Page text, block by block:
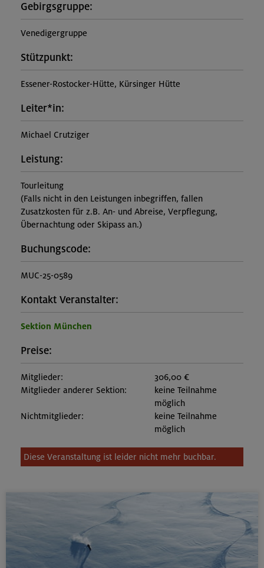
Gebirgsgruppe:
Venedigergruppe
Stützpunkt:
Essener-Rostocker-Hütte, Kürsinger Hütte
Leiter*in:
Michael Crutziger
Leistung:
Tourleitung
(Falls nicht in den Leistungen inbegriffen, fallen
Zusatzkosten für z.B. An- und Abreise, Verpflegung,
Übernachtung oder Skipass an.)
Buchungscode:
MUC-25-0589
Kontakt Veranstalter:
Sektion München
Preise:
Mitglieder:
306,00 €
Mitglieder anderer Sektion:
keine Teilnahme
möglich
Nichtmitglieder:
keine Teilnahme
möglich
Diese Veranstaltung ist leider nicht mehr buchbar.